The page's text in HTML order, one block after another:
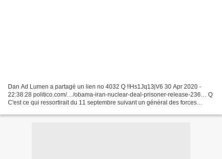
Dan Ad Lumen a partagé un lien no 4032 Q !!Hs1Jq13jV6 30 Apr 2020 -
22:38:28 politico.com/…/obama-iran-nuclear-deal-prisoner-release-236… Q
C'est ce qui ressortirait du 11 septembre suivant un général des forces